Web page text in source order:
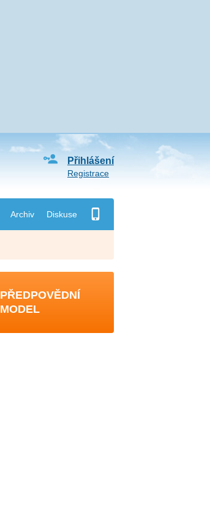
Archiv Diskuse
Přihlášení
Registrace
PŘEDPOVĚDNÍ
MODEL